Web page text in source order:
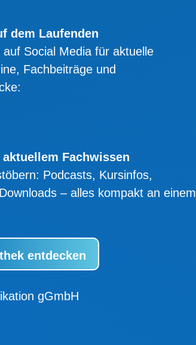
dem Laufenden
auf Social Media für aktuelle
Fachbeiträge und
Fachwissen
Podcasts, Kursinfos,
– alles kompakt an einem
entdecken
gGmbH